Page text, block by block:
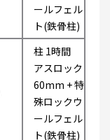
ールフェル
ト(鉄骨柱)
柱 1時間
アスロック
60mm + 特
殊ロックウ
ールフェル
ト(鉄骨柱)